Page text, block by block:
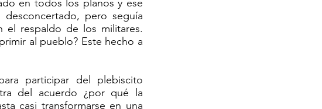
en todos los planos y ese
pero seguía
el respaldo de los militares.
al pueblo? Este hecho a
participar del plebiscito
del acuerdo ¿por qué la
casi transformarse en una